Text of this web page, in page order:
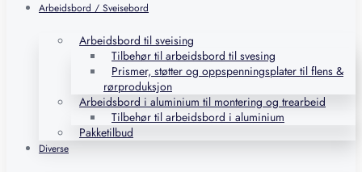
Arbeidsbord / Sveisebord
Arbeidsbord til sveising
Tilbehør til arbeidsbord til svesing
Prismer, støtter og oppspenningsplater til flens &
rørproduksjon
Arbeidsbord i aluminium til montering og trearbeid
Tilbehør til arbeidsbord i aluminium
Pakketilbud
Diverse